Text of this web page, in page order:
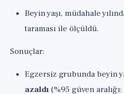
Beyin yaşı, müdahale
taraması ile ölçüldü.
Sonuçlar:
Egzersiz grubunda beyin
azaldı (%95 güven